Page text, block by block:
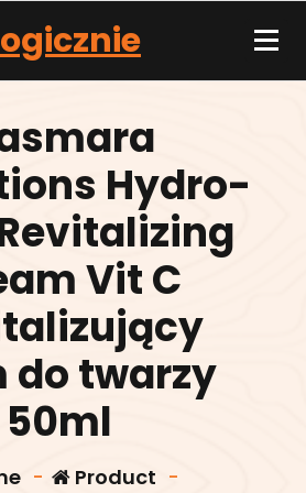
Hydro-
Vit C
do twarzy
50ml
- Product -